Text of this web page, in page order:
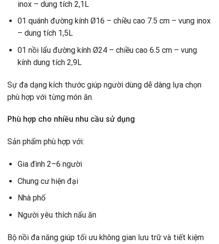
inox – dung tích 2,1L
01 quánh đường kính Ø16 – chiều cao 7.5 cm – vung inox
– dung tích 1,5L
01 nồi lẩu đường kính Ø24 – chiều cao 6.5 cm – vung
kính dung tích 2,9L
Sự đa dạng kích thước giúp người dùng dễ dàng lựa chọn
phù hợp với từng món ăn.
Phù hợp cho nhiều nhu cầu sử dụng
Sản phẩm phù hợp với:
Gia đình 2–6 người
Chung cư hiện đại
Nhà phố
Người yêu thích nấu ăn
Bộ nồi đa năng giúp tối ưu không gian lưu trữ và tiết kiệm